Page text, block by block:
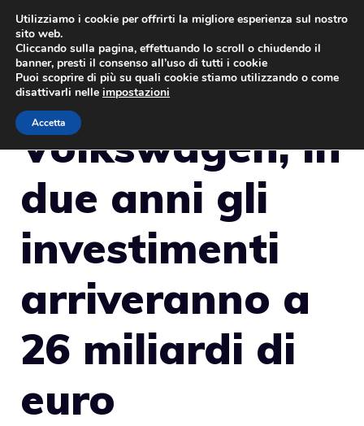
Vai
contenuto
Volkswagen, in
due anni gli
investimenti
arriveranno a
26 miliardi di
euro
Utilizziamo i cookie per offrirti la migliore esperienza sul nostro
sito web.
Cliccando sulla pagina, effettuando lo scroll o chiudendo il
banner, presti il consenso all’uso di tutti i cookie
Puoi scoprire di più su quali cookie stiamo utilizzando o come
disattivarli nelle impostazioni
Accetta